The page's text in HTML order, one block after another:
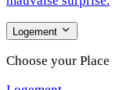
Logement
Choose your Place